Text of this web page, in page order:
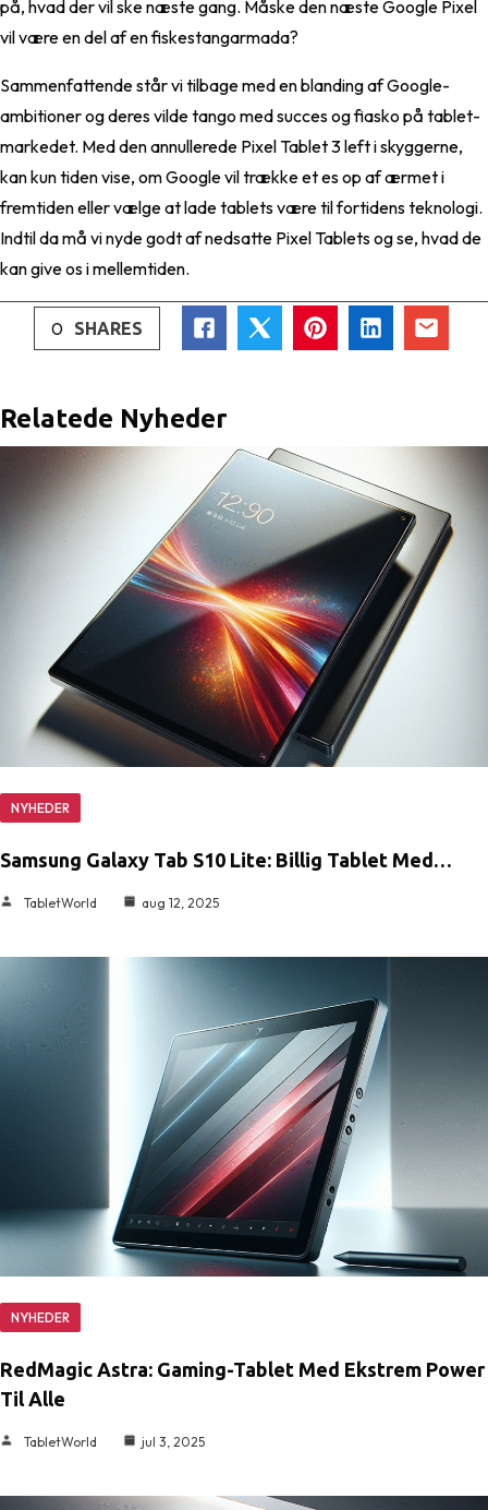
på, hvad der vil ske næste gang. Måske den næste Google Pixel
vil være en del af en fiskestangarmada?
Sammenfattende står vi tilbage med en blanding af Google-
ambitioner og deres vilde tango med succes og fiasko på tablet-
markedet. Med den annullerede Pixel Tablet 3 left i skyggerne,
kan kun tiden vise, om Google vil trække et es op af ærmet i
fremtiden eller vælge at lade tablets være til fortidens teknologi.
Indtil da må vi nyde godt af nedsatte Pixel Tablets og se, hvad de
kan give os i mellemtiden.
0 SHARES
Relatede Nyheder
NYHEDER
Samsung Galaxy Tab S10 Lite: Billig Tablet Med…
TabletWorld aug 12, 2025
NYHEDER
RedMagic Astra: Gaming-Tablet Med Ekstrem Power
Til Alle
TabletWorld jul 3, 2025